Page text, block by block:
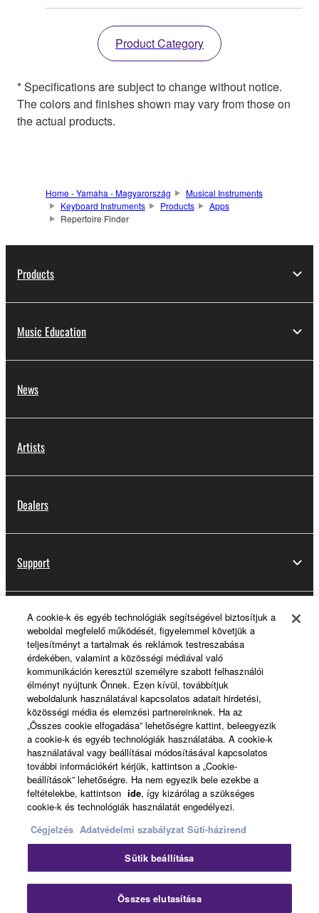
Product Category
* Specifications are subject to change without notice.
The colors and finishes shown may vary from those on
the actual products.
Home - Yamaha - Magyarország
Musical Instruments
Keyboard Instruments
Products
Apps
Repertoire Finder
Products
Music Education
News
Artists
Dealers
Support
Yamaha Music ID Registration
About Yamaha
Magyarország - English
Business
Kapcsolat velünkFelhasználás feltételei
A cookie-k és egyéb technológiák segítségével biztosítjuk a
weboldal megfelelő működését, figyelemmel követjük a
teljesítményt a tartalmak és reklámok testreszabása
érdekében, valamint a közösségi médiával való
kommunikáción keresztül személyre szabott felhasználói
élményt nyújtunk Önnek. Ezen kívül, továbbítjuk
weboldalunk használatával kapcsolatos adatait hirdetési,
közösségi média és elemzési partnereinknek. Ha az
„Összes cookie elfogadása” lehetőségre kattint, beleegyezik
a cookie-k és egyéb technológiák használatába. A cookie-k
használatával vagy beállításai módosításával kapcsolatos
további információkért kérjük, kattintson a „Cookie-
beállítások” lehetőségre. Ha nem egyezik bele ezekbe a
feltételekbe, kattintson ide, így kizárólag a szükséges
cookie-k és technológiák használatát engedélyezi.
Cégjelzés Adatvédelmi szabályzat Süti-házirend
Sütik beállítása
Összes elutasítása